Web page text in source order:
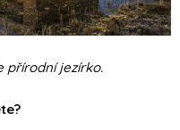
přírodní jezírko.